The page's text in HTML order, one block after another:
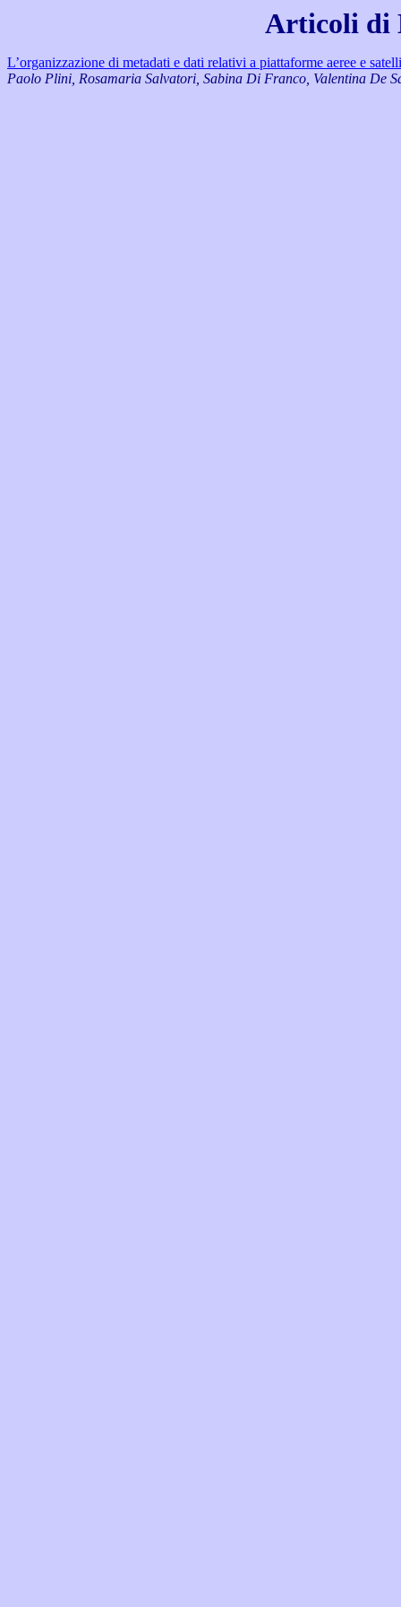
Articoli di
L’organizzazione di metadati e dati relativi a piattaforme aeree e
Paolo Plini, Rosamaria Salvatori, Sabina Di Franco, Valentina De